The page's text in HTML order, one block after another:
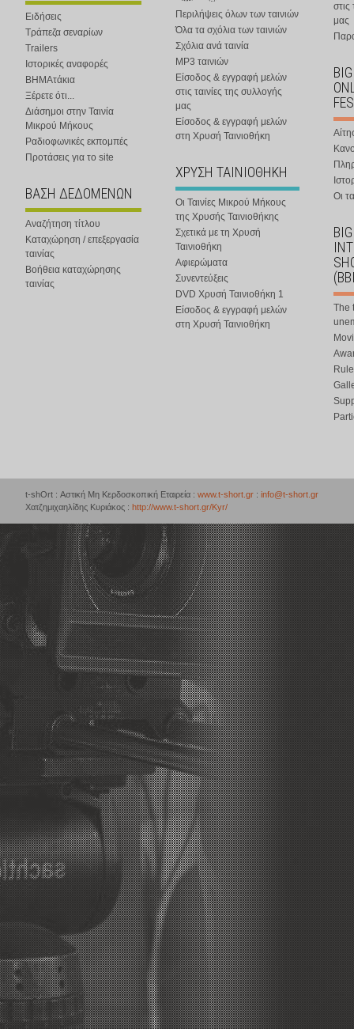
Ειδήσεις
Τράπεζα σεναρίων
Trailers
Ιστορικές αναφορές
ΒΗΜΑτάκια
Ξέρετε ότι...
Διάσημοι στην Ταινία
Μικρού Μήκους
Ραδιοφωνικές εκπομπές
Προτάσεις για το site
ΒΑΣΗ ΔΕΔΟΜΕΝΩΝ
Αναζήτηση τίτλου
Καταχώρηση / επεξεργασία
ταινίας
Βοήθεια καταχώρησης
ταινίας
Περιλήψεις όλων των ταινιών
Όλα τα σχόλια των ταινιών
Σχόλια ανά ταινία
MP3 ταινιών
Είσοδος & εγγραφή μελών
στις ταινίες της συλλογής
μας
Είσοδος & εγγραφή μελών
στη Χρυσή Ταινιοθήκη
ΧΡΥΣΗ ΤΑΙΝΙΟΘΗΚΗ
Οι Ταινίες Μικρού Μήκους
της Χρυσής Ταινιοθήκης
Σχετικά με τη Χρυσή
Ταινιοθήκη
Αφιερώματα
Συνεντεύξεις
DVD Χρυσή Ταινιοθήκη 1
Είσοδος & εγγραφή μελών
στη Χρυσή Ταινιοθήκη
στις
μας
Οι
The
t-shOrt : Αστική Μη Κερδοσκοπική Εταιρεία : www.t-short.gr : info@t-short.gr
Χατζημιχαηλίδης Κυριάκος : http://www.t-short.gr/Kyr/